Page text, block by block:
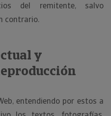
del remitente, salvo
contrario.
y
entendiendo por estos a